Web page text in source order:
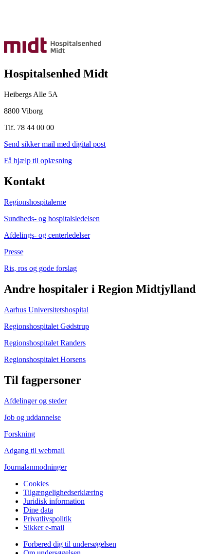
Hospitalsenhed Midt
Heibergs Alle 5A
8800 Viborg
Tlf. 78 44 00 00
Send sikker mail med digital post
Få hjælp til oplæsning
Kontakt
Regionshospitalerne
Sundheds- og hospitalsledelsen
Afdelings- og centerledelser
Presse
Ris, ros og gode forslag
Andre hospitaler i Region Midtjylland
Aarhus Universitetshospital
Regionshospitalet Gødstrup
Regionshospitalet Randers
Regionshospitalet Horsens
Til fagpersoner
Afdelinger og steder
Job og uddannelse
Forskning
Adgang til webmail
Journalanmodninger
Cookies
Tilgængelighedserklæring
Juridisk information
Dine data
Privatlivspolitik
Sikker e-mail
Forbered dig til undersøgelsen